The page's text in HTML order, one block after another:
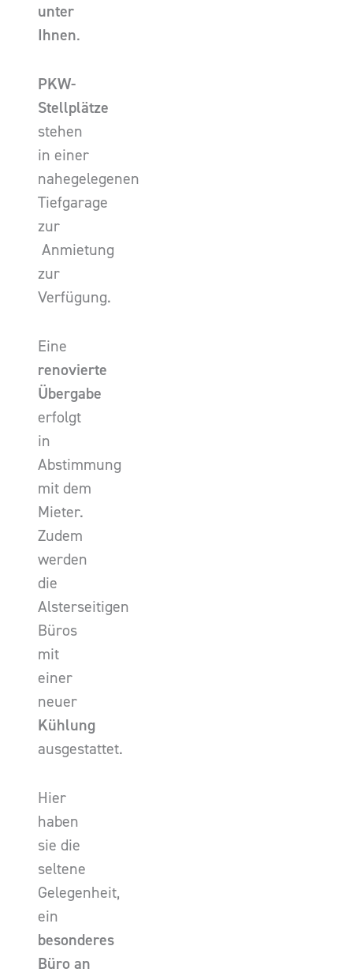
unter
Ihnen.
PKW-
Stellplätze
stehen
in einer
nahegelegenen
Tiefgarage
zur
Anmietung
zur
Verfügung.
Eine
renovierte
Übergabe
erfolgt
in
Abstimmung
mit dem
Mieter.
Zudem
werden
die
Alsterseitigen
Büros
mit
einer
neuer
Kühlung
ausgestattet.
Hier
haben
sie die
seltene
Gelegenheit,
ein
besonderes
Büro an